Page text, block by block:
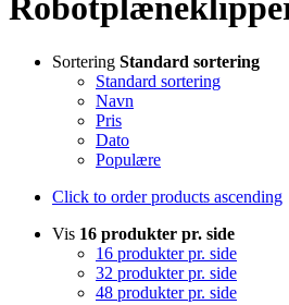
Sortering Standard sortering
Standard sortering
Navn
Pris
Dato
Populære
Click to order products ascending
Vis 16 produkter pr. side
16 produkter pr. side
32 produkter pr. side
48 produkter pr. side